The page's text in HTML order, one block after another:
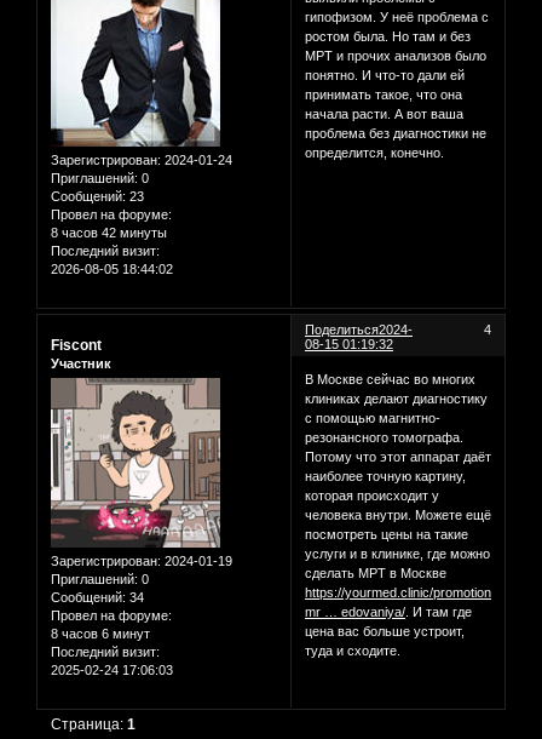
Зарегистрирован: 2024-01-24
Приглашений: 0
Сообщений: 23
Провел на форуме:
8 часов 42 минуты
Последний визит:
2026-08-05 18:44:02
гипофизом. У неё проблема с
ростом была. Но там и без
МРТ и прочих анализов было
понятно. И что-то дали ей
принимать такое, что она
начала расти. А вот ваша
проблема без диагностики не
определится, конечно.
Поделиться 4
2024-
08-15 01:19:32
Fiscont
Участник
Зарегистрирован: 2024-01-19
Приглашений: 0
Сообщений: 34
Провел на форуме:
8 часов 6 минут
Последний визит:
2025-02-24 17:06:03
В Москве сейчас во многих
клиниках делают диагностику
с помощью магнитно-
резонансного томографа.
Потому что этот аппарат даёт
наиболее точную картину,
которая происходит у
человека внутри. Можете ещё
посмотреть цены на такие
услуги и в клинике, где можно
сделать МРТ в Москве
https://yourmed.clinic/promotions/kt-
mr … edovaniya/ . И там где
цена вас больше устроит,
туда и сходите.
Страница:1